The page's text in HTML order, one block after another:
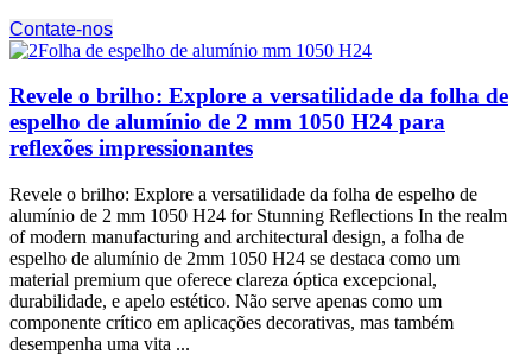
Contate-nos
Revele o brilho: Explore a versatilidade da folha de
espelho de alumínio de 2 mm 1050 H24 para
reflexões impressionantes
Revele o brilho: Explore a versatilidade da folha de espelho de
alumínio de 2 mm 1050 H24 for Stunning Reflections In the realm
of modern manufacturing and architectural design, a folha de
espelho de alumínio de 2mm 1050 H24 se destaca como um
material premium que oferece clareza óptica excepcional,
durabilidade, e apelo estético. Não serve apenas como um
componente crítico em aplicações decorativas, mas também
desempenha uma vita ...